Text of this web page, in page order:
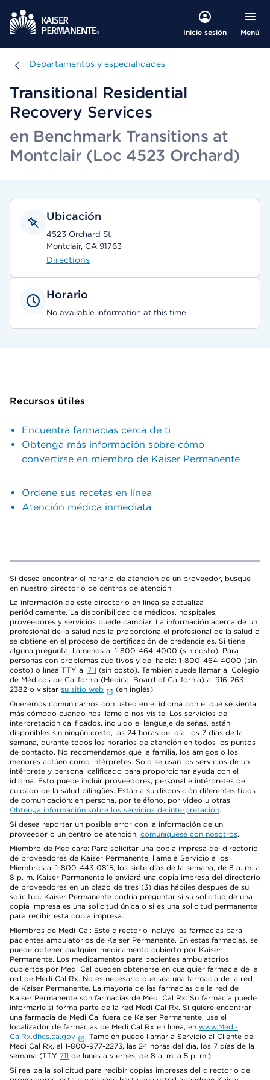
Inicie sesión Menú
Departamentos y especialidades
Departamentos y especialidades
Transitional Residential
Recovery Services
en Benchmark Transitions at
Montclair (Loc 4523 Orchard)
Ubicación
4523 Orchard St
Montclair, CA 91763
Directions
Horario
No available information at this time
Recursos útiles
Encuentra farmacias cerca de ti
Obtenga más información sobre cómo
convertirse en miembro de Kaiser Permanente
Ordene sus recetas en línea
Atención médica inmediata
Si desea encontrar el horario de atención de un proveedor, busque
en nuestro directorio de centros de atención.
La información de este directorio en línea se actualiza
periódicamente. La disponibilidad de médicos, hospitales,
proveedores y servicios puede cambiar. La información acerca de un
profesional de la salud nos la proporciona el profesional de la salud o
se obtiene en el proceso de certificación de credenciales. Si tiene
alguna pregunta, llámenos al 1-800-464-4000 (sin costo). Para
personas con problemas auditivos y del habla: 1-800-464-4000 (sin
costo) o línea TTY al 711 (sin costo). También puede llamar al Colegio
de Médicos de California (Medical Board of California) al 916-263-
2382 o visitar su sitio web
(en inglés).
Queremos comunicarnos con usted en el idioma con el que se sienta
más cómodo cuando nos llame o nos visite. Los servicios de
interpretación calificados, incluido el lenguaje de señas, están
disponibles sin ningún costo, las 24 horas del día, los 7 días de la
semana, durante todos los horarios de atención en todos los puntos
de contacto. No recomendamos que la familia, los amigos o los
menores actúen como intérpretes. Solo se usan los servicios de un
intérprete y personal calificado para proporcionar ayuda con el
idioma. Esto puede incluir proveedores, personal e intérpretes del
cuidado de la salud bilingües. Están a su disposición diferentes tipos
de comunicación: en persona, por teléfono, por video u otras.
Obtenga información sobre los servicios de interpretación.
Si desea reportar un posible error con la información de un
proveedor o un centro de atención, comuníquese con nosotros.
Miembro de Medicare: Para solicitar una copia impresa del directorio
de proveedores de Kaiser Permanente, llame a Servicio a los
Miembros al 1-800-443-0815, los siete días de la semana, de 8 a. m. a
8 p. m. Kaiser Permanente le enviará una copia impresa del directorio
de proveedores en un plazo de tres (3) días hábiles después de su
solicitud. Kaiser Permanente podría preguntar si su solicitud de una
copia impresa es una solicitud única o si es una solicitud permanente
para recibir esta copia impresa.
Miembros de Medi-Cal: Este directorio incluye las farmacias para
pacientes ambulatorios de Kaiser Permanente. En estas farmacias, se
puede obtener cualquier medicamento cubierto por Kaiser
Permanente. Los medicamentos para pacientes ambulatorios
cubiertos por Medi Cal pueden obtenerse en cualquier farmacia de la
red de Medi Cal Rx. No es necesario que sea una farmacia de la red
de Kaiser Permanente. La mayoría de las farmacias de la red de
Kaiser Permanente son farmacias de Medi Cal Rx. Su farmacia puede
informarle si forma parte de la red Medi Cal Rx. Si quiere encontrar
una farmacia de Medi Cal fuera de Kaiser Permanente, use el
localizador de farmacias de Medi Cal Rx en línea, en www.Medi-
CalRx.dhcs.ca.gov
. También puede llamar a Servicio al Cliente de
Medi Cal Rx, al 1-800-977-2273, las 24 horas del día, los 7 días de la
semana (TTY 711 de lunes a viernes, de 8 a. m. a 5 p. m.).
Si realiza la solicitud para recibir copias impresas del directorio de